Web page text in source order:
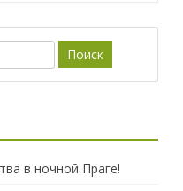
в ночной Праге!